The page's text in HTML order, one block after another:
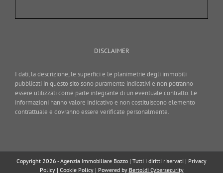
DISCLAIMER
I dati, la descrizione, le superfici e le planimetrie degli immobili
pubblicati in questo sito sono puramente indicativi e non potranno
essere utilizzati come parte integrante di un eventuale contratto. Le
informazioni hanno valore indicativo e non costituiscono elemento
contrattuale e dovranno essere verificate personalmente.
Copyright 2026 - Agenzia Immobiliare Bozzo | Tutti i diritti riservati | Privacy
Policy| Cookie Policy| Powered by Bertoldi Cybersecurity